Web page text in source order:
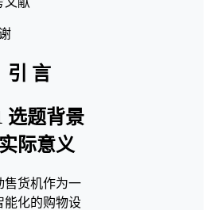
言
选题背景
际意义
售货机作为一
能化的购物设